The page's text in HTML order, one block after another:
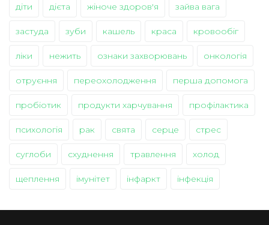
діти дієта жіноче здоров'я зайва вага
застуда зуби кашель краса кровообіг
ліки нежить ознаки захворювань онкологія
отруєння переохолодження перша допомога
пробіотик продукти харчування профілактика
психологія рак свята серце стрес
суглоби схуднення травлення холод
щеплення імунітет інфаркт інфекція